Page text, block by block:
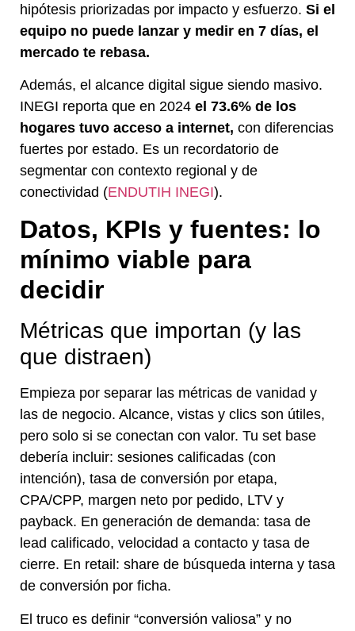
hipótesis priorizadas por impacto y esfuerzo. Si el
equipo no puede lanzar y medir en 7 días, el
mercado te rebasa.
Además, el alcance digital sigue siendo masivo.
INEGI reporta que en 2024 el 73.6% de los
hogares tuvo acceso a internet, con diferencias
fuertes por estado. Es un recordatorio de
segmentar con contexto regional y de
conectividad (ENDUTIH INEGI).
Datos, KPIs y fuentes: lo
mínimo viable para
decidir
Métricas que importan (y las
que distraen)
Empieza por separar las métricas de vanidad y
las de negocio. Alcance, vistas y clics son útiles,
pero solo si se conectan con valor. Tu set base
debería incluir: sesiones calificadas (con
intención), tasa de conversión por etapa,
CPA/CPP, margen neto por pedido, LTV y
payback. En generación de demanda: tasa de
lead calificado, velocidad a contacto y tasa de
cierre. En retail: share de búsqueda interna y tasa
de conversión por ficha.
El truco es definir “conversión valiosa” y no